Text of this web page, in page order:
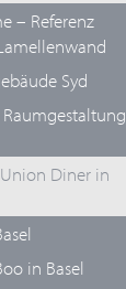
– Referenz
Syd
Diner in
in Basel